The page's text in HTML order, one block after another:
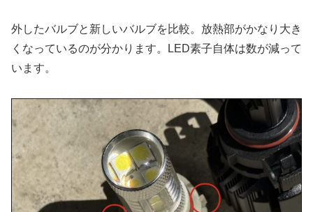
外したバルブと新しいバルブを比較。放熱部がかなり大き
くなっているのが分かります。LED素子自体は数が減って
います。